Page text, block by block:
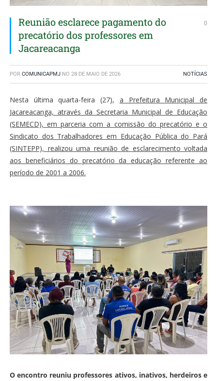
Reunião esclarece pagamento do
precatório dos professores em
Jacareacanga
0
POR COMUNICAPMJ NO 28 DE MAIO DE 2026 NOTÍCIAS
Nesta última quarta-feira (27), a Prefeitura Municipal de
Jacareacanga, através da Secretaria Municipal de Educação
(SEMECD), em parceria com a comissão do precatório e o
Sindicato dos Trabalhadores em Educação Pública do Pará
(SINTEPP), realizou uma reunião de esclarecimento voltada
aos beneficiários do precatório da educação referente ao
período de 2001 a 2006.
O encontro reuniu professores ativos, inativos, herdeiros e